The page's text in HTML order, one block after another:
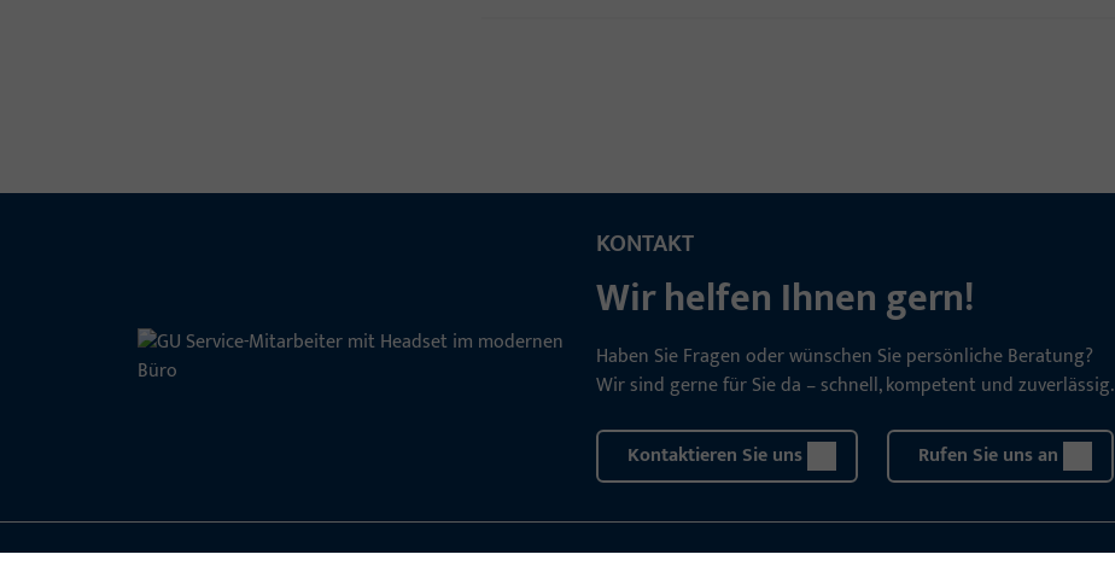
KONTAKT
Wir helfen Ihnen gern!
Haben Sie Fragen oder wünschen Sie persönliche Beratung?
Wir sind gerne für Sie da – schnell, kompetent und zuverlässig.
Kontaktieren Sie uns Rufen Sie uns an